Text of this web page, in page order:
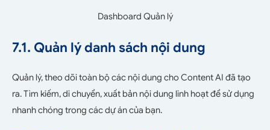
Dashboard Quản lý
7.1. Quản lý danh sách nội dung
Quản lý, theo dõi toàn bộ các nội dung cho Content AI đã tạo
ra. Tìm kiếm, di chuyển, xuất bản nội dung linh hoạt để sử dụng
nhanh chóng trong các dự án của bạn.